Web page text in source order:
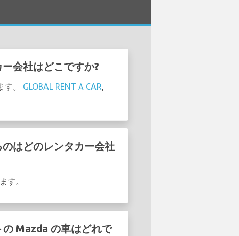
会社はどこですか?
す。 GLOBAL RENT A CAR,
はどのレンタカー会社
す。
Mazda の車はどれで